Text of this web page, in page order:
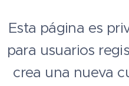
Esta página es
para usuarios
crea una nueva